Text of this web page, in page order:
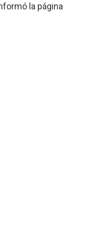
la página